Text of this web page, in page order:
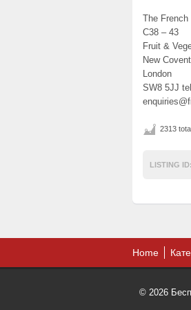
The French
C38 – 43
Fruit &
New
London
SW8 5JJ
2313
LISTING ID:
Home
© 2026